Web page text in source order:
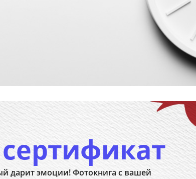
дарит эмоции! Фотокнига с вашей